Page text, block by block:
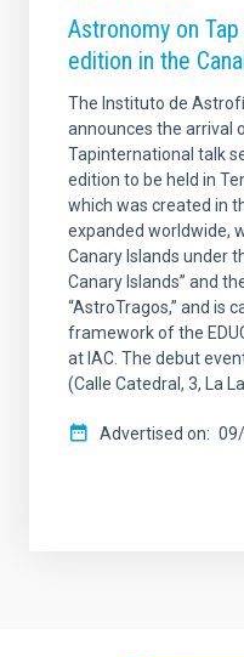
Astronomy on
edition in the
The Instituto de
announces the arrival
Tapinternational talk
edition to be held in
which was created in
expanded worldwide,
Canary Islands under
Canary Islands” and
“AstroTragos,” and is
framework of the
at IAC. The debut
(Calle Catedral, 3, La
Advertised on